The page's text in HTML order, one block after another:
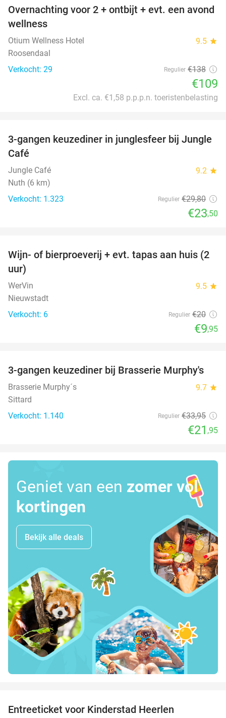
21%
Overnachting voor 2 + ontbijt + evt. een avond
wellness
Otium Wellness Hotel 9.5 star
Roosendaal
Verkocht: 29
Regulier €138
€109
Excl. ca. €1,58 p.p.p.n. toeristenbelasting
21%
3-gangen keuzediner in junglesfeer bij Jungle
Café
Jungle Café 9.2 star
Nuth (6 km)
Verkocht: 1.323
Regulier €29,80
€23,50
50%
Wijn- of bierproeverij + evt. tapas aan huis (2
uur)
WerVin 9.5 star
Nieuwstadt
Verkocht: 6
Regulier €20
€9,95
35%
3-gangen keuzediner bij Brasserie Murphy's
Brasserie Murphy´s 9.7 star
Sittard
Verkocht: 1.140
Regulier €33,95
€21 ,95
Geniet van een zomer vol
kortingen
Bekijk alle deals
Entreeticket voor Kinderstad Heerlen